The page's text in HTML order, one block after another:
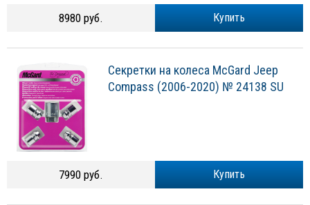
Купить
8980 руб.
Секретки на колеса McGard Jeep
Compass (2006-2020) № 24138 SU
Купить
7990 руб.